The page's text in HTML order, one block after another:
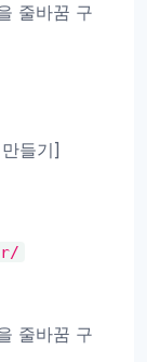
줄바꿈 구
들기]
줄바꿈 구